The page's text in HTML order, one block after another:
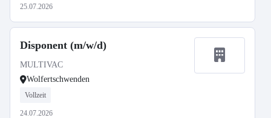
25.07.2026
Disponent (m/w/d)
MULTIVAC
Wolfertschwenden
Vollzeit
24.07.2026